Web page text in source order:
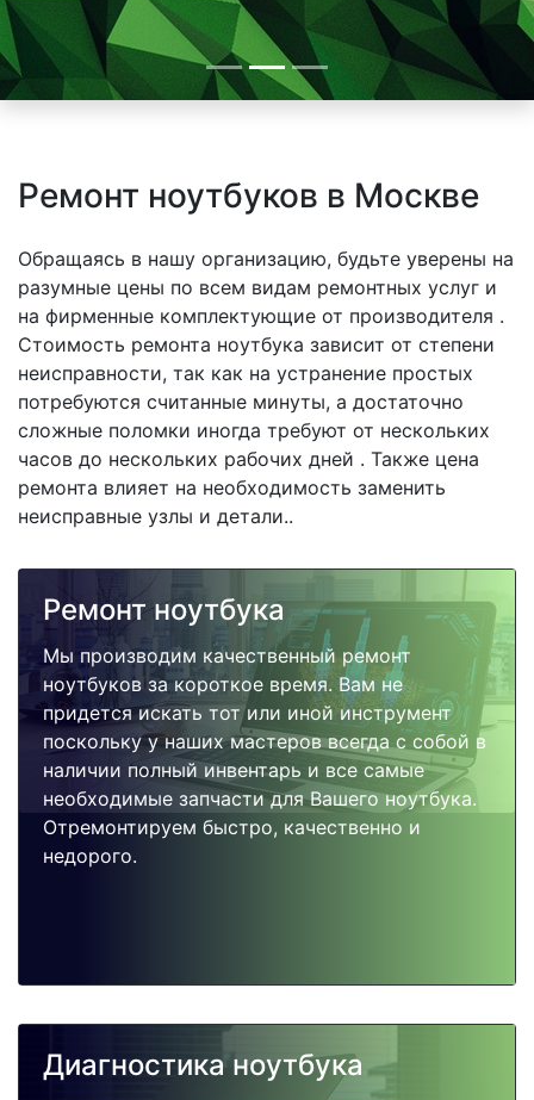
Ремонт ноутбуков в Москве
Обращаясь в нашу организацию, будьте уверены на
разумные цены по всем видам ремонтных услуг и
на фирменные комплектующие от производителя .
Стоимость ремонта ноутбука зависит от степени
неисправности, так как на устранение простых
потребуются считанные минуты, а достаточно
сложные поломки иногда требуют от нескольких
часов до нескольких рабочих дней . Также цена
ремонта влияет на необходимость заменить
неисправные узлы и детали..
Ремонт ноутбука
Мы производим качественный ремонт
ноутбуков за короткое время. Вам не
придется искать тот или иной инструмент
поскольку у наших мастеров всегда с собой в
наличии полный инвентарь и все самые
необходимые запчасти для Вашего ноутбука.
Отремонтируем быстро, качественно и
недорого.
Диагностика ноутбука